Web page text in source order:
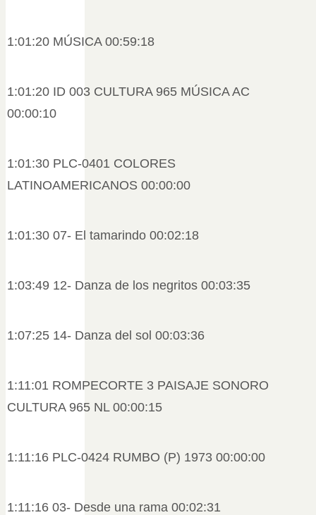
1:01:20 MÚSICA 00:59:18
1:01:20 ID 003 CULTURA 965 MÚSICA AC
00:00:10
1:01:30 PLC-0401 COLORES
LATINOAMERICANOS 00:00:00
1:01:30 07- El tamarindo 00:02:18
1:03:49 12- Danza de los negritos 00:03:35
1:07:25 14- Danza del sol 00:03:36
1:11:01 ROMPECORTE 3 PAISAJE SONORO
CULTURA 965 NL 00:00:15
1:11:16 PLC-0424 RUMBO (P) 1973 00:00:00
1:11:16 03- Desde una rama 00:02:31